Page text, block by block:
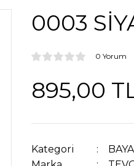
0003
0 Yorum
895,00
Kategori